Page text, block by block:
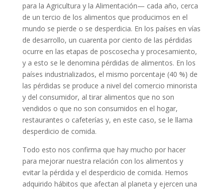
para la Agricultura y la Alimentación— cada año, cerca
de un tercio de los alimentos que producimos en el
mundo se pierde o se desperdicia. En los países en vías
de desarrollo, un cuarenta por ciento de las pérdidas
ocurre en las etapas de poscosecha y procesamiento,
y a esto se le denomina pérdidas de alimentos. En los
países industrializados, el mismo porcentaje (40 %) de
las pérdidas se produce a nivel del comercio minorista
y del consumidor, al tirar alimentos que no son
vendidos o que no son consumidos en el hogar,
restaurantes o cafeterías y, en este caso, se le llama
desperdicio de comida.
Todo esto nos confirma que hay mucho por hacer
para mejorar nuestra relación con los alimentos y
evitar la pérdida y el desperdicio de comida. Hemos
adquirido hábitos que afectan al planeta y ejercen una